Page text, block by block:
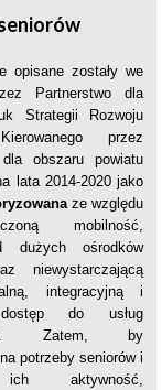
opisane zostały we
Partnerstwo dla
Strategii Rozwoju
przez
dla obszaru powiatu
lata 2014-2020 jako
ze względu
mobilność,
dużych ośrodków
niewystarczającą
integracyjną i
do usług
Zatem, by
potrzeby seniorów i
aktywność,